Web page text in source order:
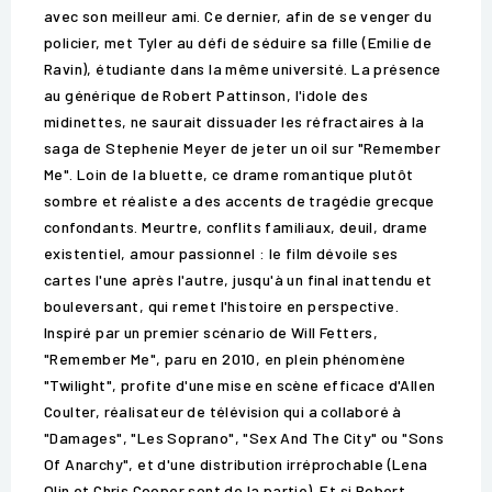
avec son meilleur ami. Ce dernier, afin de se venger du
policier, met Tyler au défi de séduire sa fille (Emilie de
Ravin), étudiante dans la même université. La présence
au générique de Robert Pattinson, l'idole des
midinettes, ne saurait dissuader les réfractaires à la
saga de Stephenie Meyer de jeter un oil sur "Remember
Me". Loin de la bluette, ce drame romantique plutôt
sombre et réaliste a des accents de tragédie grecque
confondants. Meurtre, conflits familiaux, deuil, drame
existentiel, amour passionnel : le film dévoile ses
cartes l'une après l'autre, jusqu'à un final inattendu et
bouleversant, qui remet l'histoire en perspective.
Inspiré par un premier scénario de Will Fetters,
"Remember Me", paru en 2010, en plein phénomène
"Twilight", profite d'une mise en scène efficace d'Allen
Coulter, réalisateur de télévision qui a collaboré à
"Damages", "Les Soprano", "Sex And The City" ou "Sons
Of Anarchy", et d'une distribution irréprochable (Lena